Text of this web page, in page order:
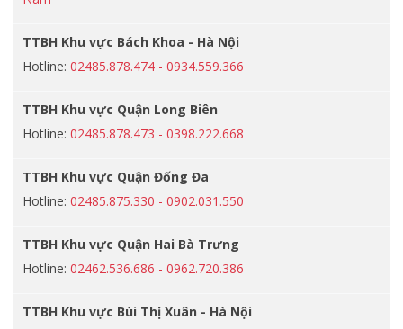
TTBH Khu vực Bách Khoa - Hà Nội
Hotline: 02485.878.474 - 0934.559.366
TTBH Khu vực Quận Long Biên
Hotline: 02485.878.473 - 0398.222.668
TTBH Khu vực Quận Đống Đa
Hotline: 02485.875.330 - 0902.031.550
TTBH Khu vực Quận Hai Bà Trưng
Hotline: 02462.536.686 - 0962.720.386
TTBH Khu vực Bùi Thị Xuân - Hà Nội